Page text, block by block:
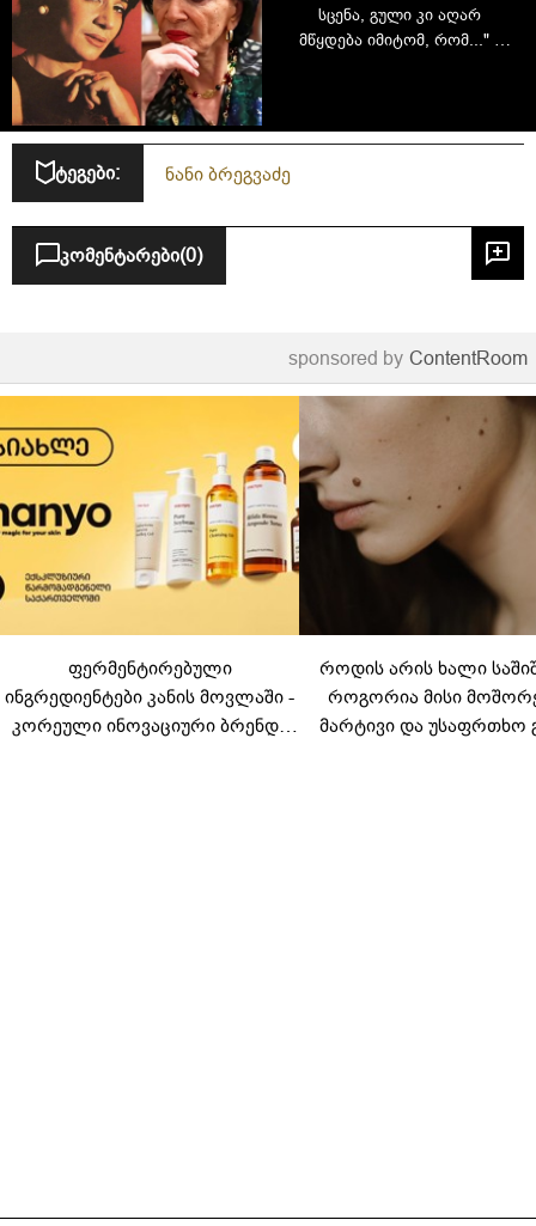
სცენა, გული კი აღარ
მწყდება იმიტომ, რომ..." -
ტეგები: ნანი ბრეგვაძე
კომენტარები(0)
sponsored by ContentRoom
ფერმენტირებული
ინგრედიენტები კანის მოვლაში -
კორეული ინოვაციური ბრენდი
როდის არის ხალი
როგორია მისი
მარტივი და უსაფრთხო